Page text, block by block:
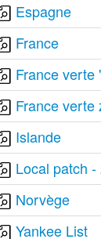
Espagne
France
France verte
France verte
Islande
Local patch
Norvège
Yankee List